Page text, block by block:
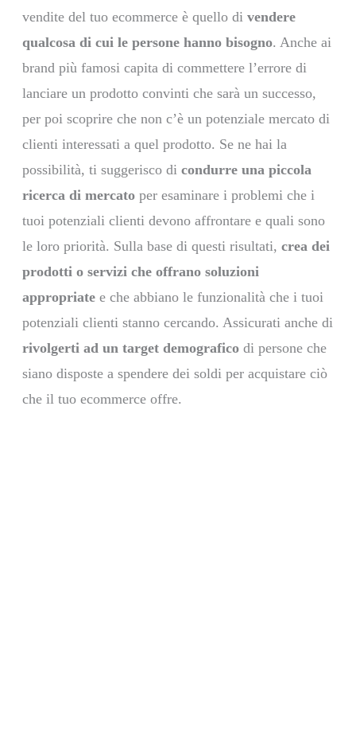
vendite del tuo ecommerce è quello divendere
qualcosa di cui le persone hanno bisogno. Anche ai
brand più famosi capita di commettere l’errore di
lanciare un prodotto convinti che sarà un successo,
per poi scoprire che non c’è un potenziale mercato di
clienti interessati a quel prodotto. Se ne hai la
possibilità, ti suggerisco dicondurre una piccola
ricerca di mercato per esaminare i problemi che i
tuoi potenziali clienti devono affrontare e quali sono
le loro priorità. Sulla base di questi risultati,crea dei
prodotti o servizi che offrano soluzioni
appropriate e che abbiano le funzionalità che i tuoi
potenziali clienti stanno cercando. Assicurati anche di
rivolgerti ad un target demograficodi persone che
siano disposte a spendere dei soldi per acquistare ciò
che il tuo ecommerce offre.